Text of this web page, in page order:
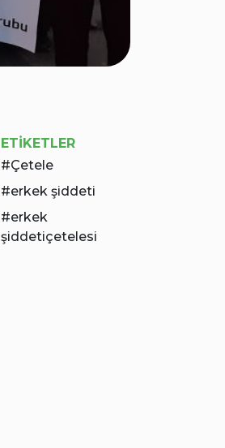
ETIKETLER
Çetele
erkek şiddeti
erkek
şiddetiçetelesi